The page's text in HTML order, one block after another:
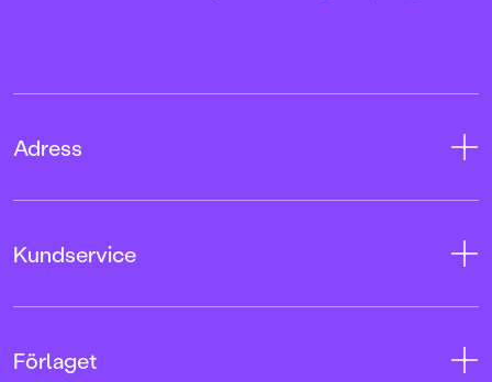
Adress
103 12 Stockholm
Kundservice
Kundservice
Förlaget